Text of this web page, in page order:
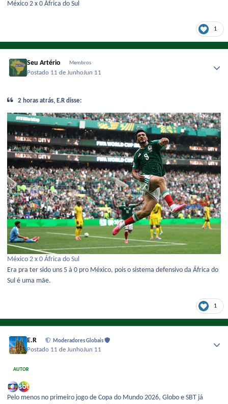
México 2 x 0 África do Sul
1
Seu Artério Membros
Postado 11 de JunhoJun 11
2 horas atrás, E.R disse:
México 2 x 0 África do Sul
Era pra ter sido uns 5 à 0 pro México, pois o sistema defensivo da África do
Sul é uma mãe.
1
E.R Moderadores Globais
Postado 11 de JunhoJun 11
AUTOR
Pelo menos no primeiro jogo de Copa do Mundo 2026, Globo e SBT já